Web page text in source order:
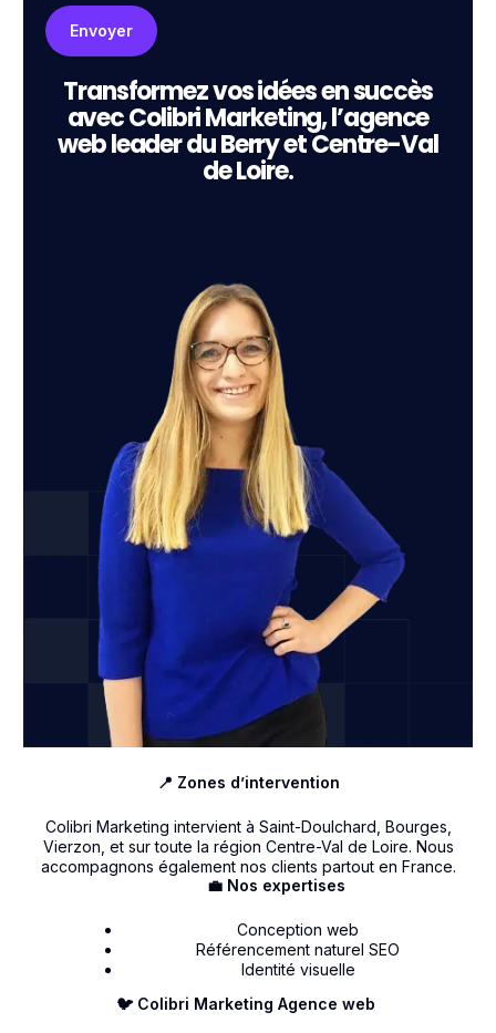
Transformez vos idées en succès
avec Colibri Marketing, l’agence
web leader du Berry et Centre-Val
de Loire.
🐦 Colibri Marketing Agence web
💼 Nos expertises
Conception web
Référencement naturel SEO
Identité visuelle
📍 Zones d’intervention
Colibri Marketing intervient à Saint-Doulchard, Bourges,
Vierzon, et sur toute la région Centre-Val de Loire. Nous
accompagnons également nos clients partout en France.